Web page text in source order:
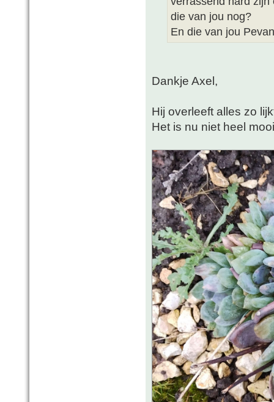
die van jou nog?
En die van jou
Dankje Axel,
Hij overleeft alles zo
Het is nu niet heel